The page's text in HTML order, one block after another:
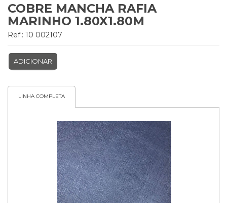
COBRE MANCHA RAFIA
MARINHO 1.80X1.80M
Ref.: 10 002107
ADICIONAR
LINHA COMPLETA